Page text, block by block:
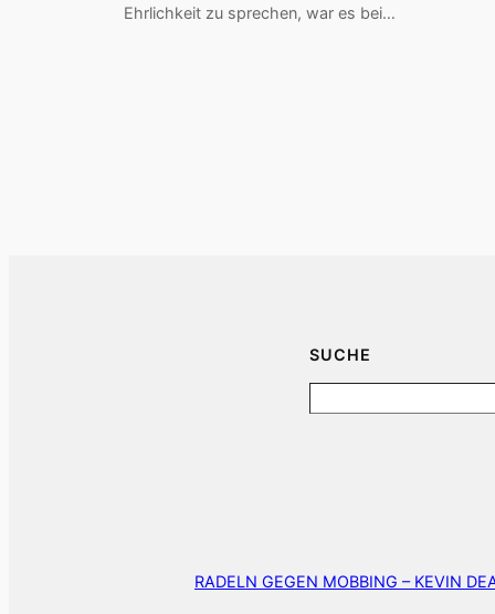
Ehrlichkeit zu sprechen, war es bei…
SUCHE
RADELN GEGEN MOBBING – KEVIN